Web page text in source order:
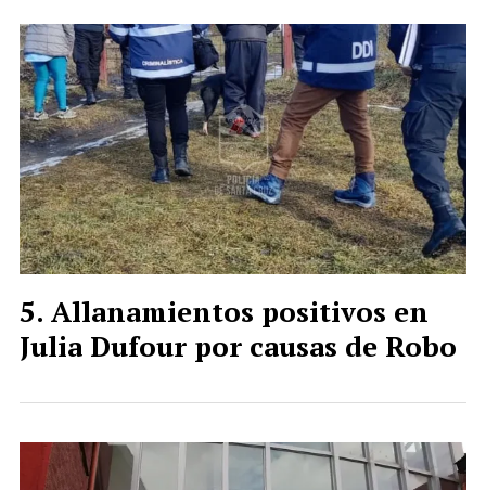
Allanamientos positivos en
Julia Dufour por causas de Robo